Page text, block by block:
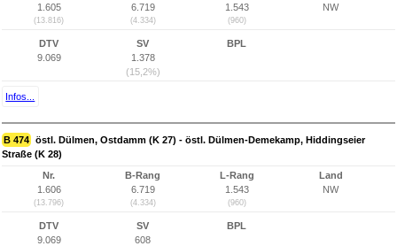
1.605
(13.816)
6.719
(4.334)
1.543
(960)
NW
DTV
9.069
SV
1.378
(15,2%)
BPL
Infos...
B 474 östl. Dülmen, Ostdamm (K 27) - östl. Dülmen-Demekamp, Hiddingseier
Straße (K 28)
Nr.
1.606
(13.796)
B-Rang
6.719
(4.334)
L-Rang
1.543
(960)
Land
NW
DTV
9.069
SV
608
BPL